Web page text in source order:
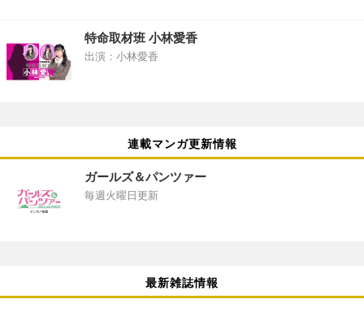
特命取材班 小林愛香
出演：小林愛香
連載マンガ更新情報
ガールズ＆パンツァー
毎週火曜日更新
最新雑誌情報